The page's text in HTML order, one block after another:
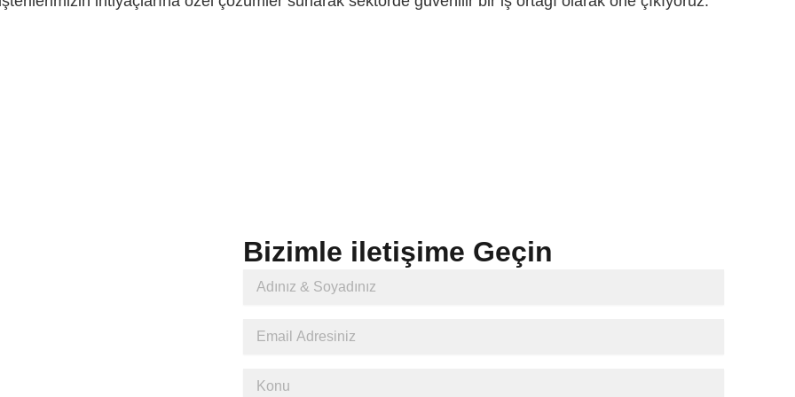
Bizimle iletişime Geçin
Adresiniz